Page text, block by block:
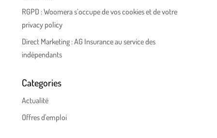
RGPD : Woomera s’occupe de vos cookies et de votre
privacy policy
Direct Marketing : AG Insurance au service des
indépendants
Categories
Actualité
Offres d'emploi